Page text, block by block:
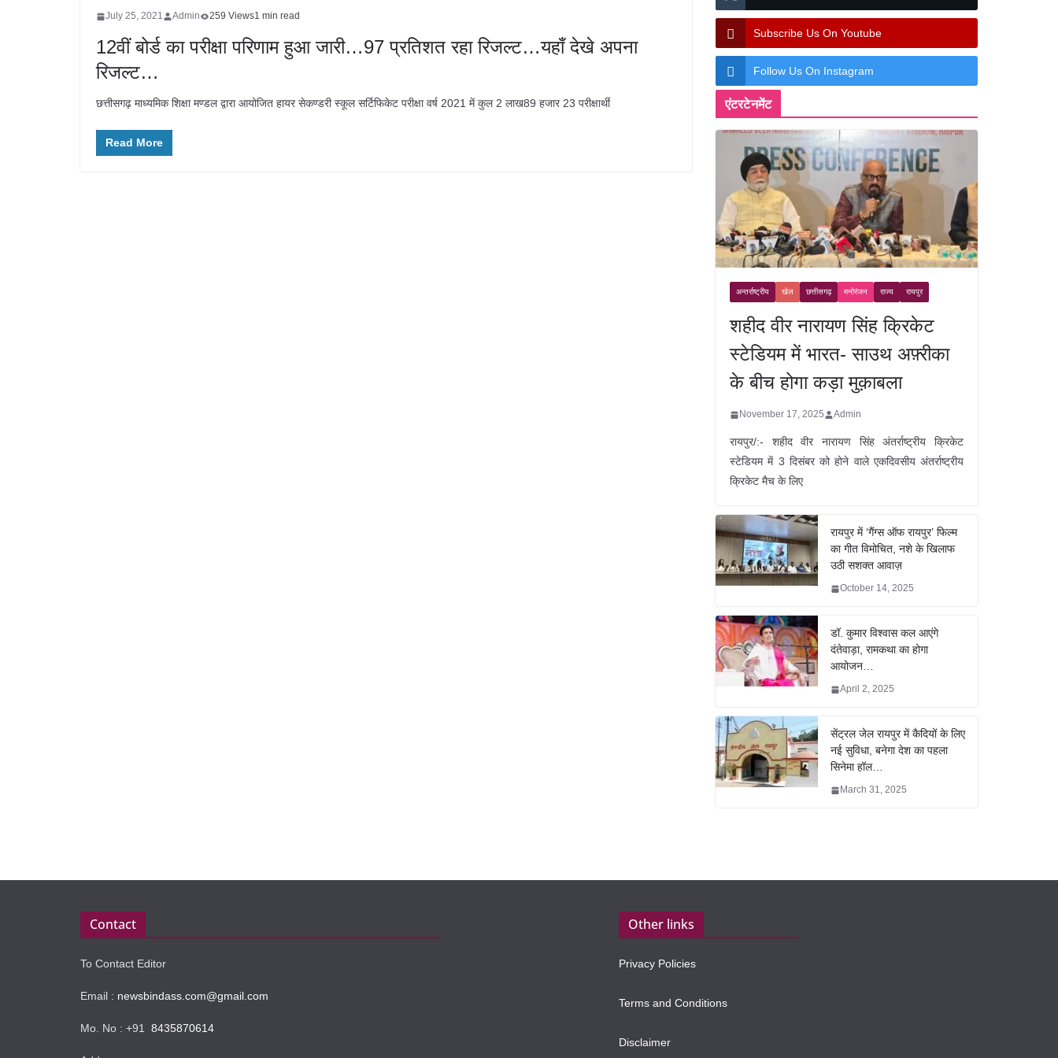
July 25, 2021 Admin 259 Views1 min read
12वीं बोर्ड का परीक्षा परिणाम हुआ जारी…97 प्रतिशत रहा रिजल्ट…यहाँ देखे अपना
रिजल्ट…
छत्तीसगढ़ माध्यमिक शिक्षा मण्डल द्वारा आयोजित हायर सेकण्डरी स्कूल सर्टिफिकेट परीक्षा वर्ष 2021 में कुल 2 लाख89 हजार 23 परीक्षार्थी
Read More
Subscribe Us On Youtube
Follow Us On Instagram
एंटरटेनमेंट
अन्तर्राष्ट्रीय खेल छत्तीसगढ़ मनोरंजन राज्य रायपुर
शहीद वीर नारायण सिंह क्रिकेट
स्टेडियम में भारत- साउथ अफ़्रीका
के बीच होगा कड़ा मुक़ाबला
November 17, 2025 Admin
रायपुर/:- शहीद वीर नारायण सिंह अंतर्राष्ट्रीय क्रिकेट
स्टेडियम में 3 दिसंबर को होने वाले एकदिवसीय अंतर्राष्ट्रीय
क्रिकेट मैच के लिए
रायपुर में ‘गैंग्स ऑफ रायपुर’ फिल्म
का गीत विमोचित, नशे के खिलाफ
उठी सशक्त आवाज़
October 14, 2025
डॉ. कुमार विश्वास कल आएंगे
दंतेवाड़ा, रामकथा का होगा
आयोजन…
April 2, 2025
सेंट्रल जेल रायपुर में कैदियों के लिए
नई सुविधा, बनेगा देश का पहला
सिनेमा हॉल…
March 31, 2025
Contact
To Contact Editor
Email : newsbindass.com@gmail.com
Mo. No : +91 8435870614
Other links
Privacy Policies
Terms and Conditions
Disclaimer